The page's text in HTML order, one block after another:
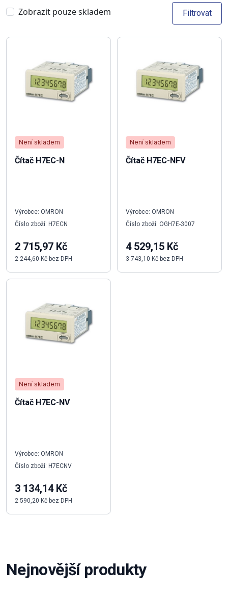
Zobrazit pouze skladem Filtrovat
Není skladem
Čítač H7EC-N
Výrobce: OMRON
Číslo zboží: H7ECN
2 715,97 Kč
2 244,60 Kč bez DPH
Není skladem
Čítač H7EC-NFV
Výrobce: OMRON
Číslo zboží: OGH7E-3007
4 529,15 Kč
3 743,10 Kč bez DPH
Není skladem
Čítač H7EC-NV
Výrobce: OMRON
Číslo zboží: H7ECNV
3 134,14 Kč
2 590,20 Kč bez DPH
Nejnovější produkty